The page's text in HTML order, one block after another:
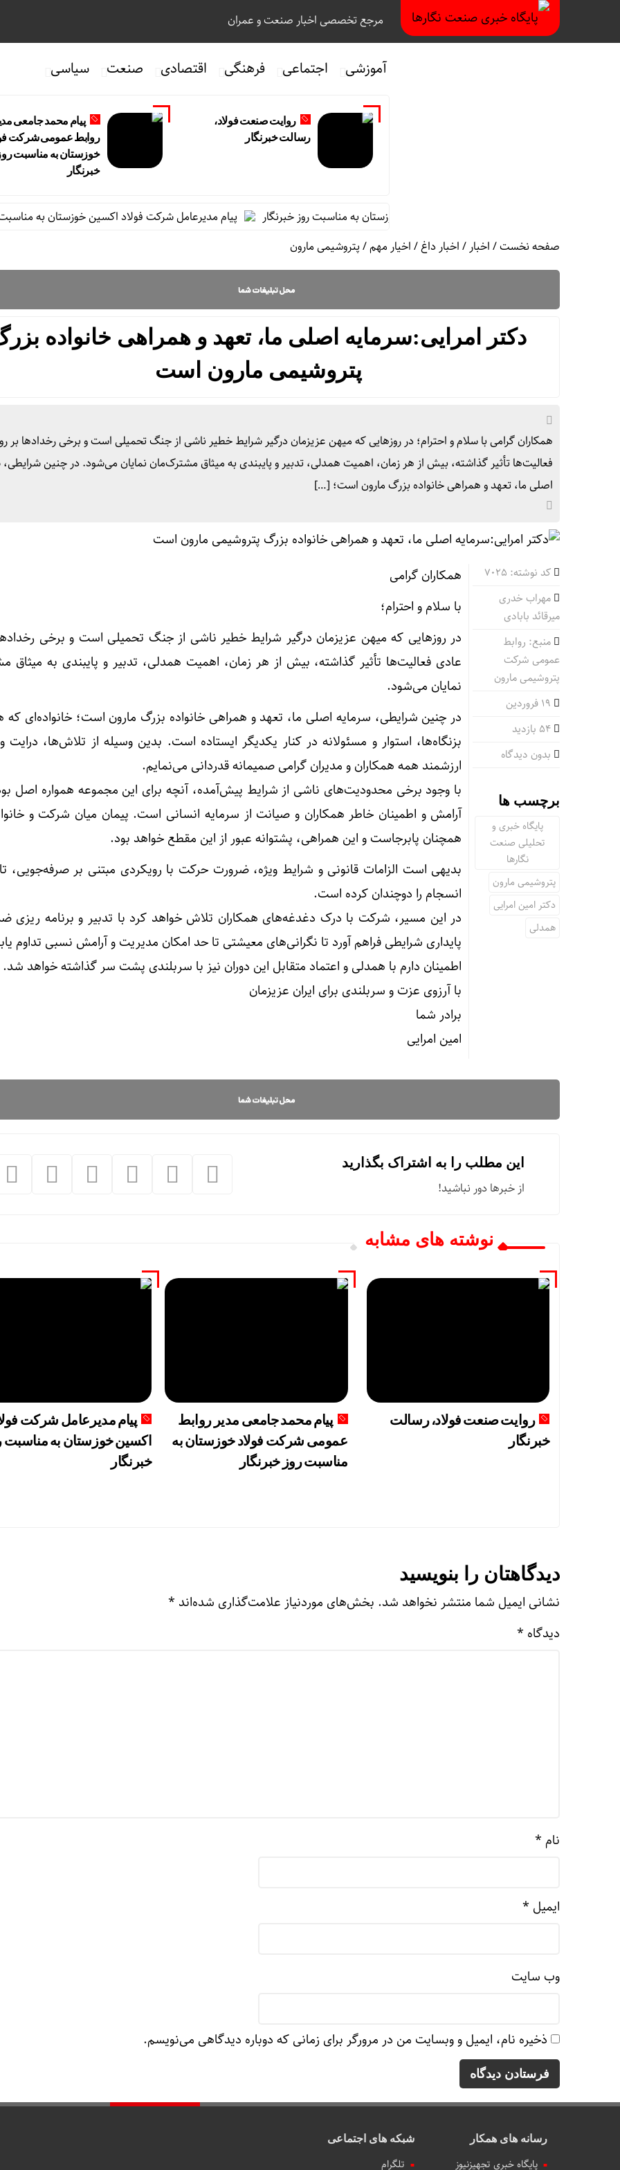
مرجع تخصصی اخبار صنعت و عمران
آموزشی اجتماعی فرهنگی اقتصادی صنعت سیاسی
روایت صنعت فولاد،‌
رسالت خبرنگار
پیام محمد جامعی
روابط عمومی شرکت
خوزستان به مناسبت
خبرنگار
محمد جامعی مدیر روابط عمومی شرکت فولاد خوزستان به مناسبت روز خبرنگار
پیام مدیرعامل شرکت فولاد اکسین خوزستان به مناسبت روز
صفحه نخست/اخبار/اخبار داغ/اخیار مهم/پتروشیمی مارون
دکتر امرایی:سرمایه اصلی ما، تعهد و همراهی خانواده
پتروشیمی مارون است
همکاران گرامی با سلام و احترام؛ در روزهایی که میهن عزیزمان درگیر شرایط خطیر ناشی از جنگ تحمیلی است و برخی رخدادها بر
فعالیت‌ها تأثیر گذاشته، بیش از هر زمان، اهمیت همدلی، تدبیر و پایبندی به میثاق مشترک‌مان نمایان می‌شود. در چنین شرایطی،
اصلی ما، تعهد و همراهی خانواده بزرگ مارون است؛ […]
کد نوشته: 7025
مهراب خدری
میرقائد بابادی
منبع: روابط
عمومی شرکت
پتروشیمی مارون
بدون دیدگاه
برچسب ها
پایگاه خبری و
تحلیلی صنعت
نگارها
پتروشیمی مارون
دکتر امین امرایی
همدلی
همکاران گرامی
با سلام و احترام؛
در روزهایی که میهن عزیزمان درگیر شرایط خطیر ناشی از جنگ تحمیلی است و برخی
عادی فعالیت‌ها تأثیر گذاشته، بیش از هر زمان، اهمیت همدلی، تدبیر و پایبندی به میثاق
نمایان می‌شود.
در چنین شرایطی، سرمایه اصلی ما، تعهد و همراهی خانواده بزرگ مارون است؛ خانواده‌ای که
بزنگاه‌ها، استوار و مسئولانه در کنار یکدیگر ایستاده است. بدین وسیله از تلاش‌ها، درایت
ارزشمند همه همکاران و مدیران گرامی صمیمانه قدردانی می‌نمایم.
با وجود برخی محدودیت‌های ناشی از شرایط پیش‌آمده، آنچه برای این مجموعه همواره اصل
آرامش و اطمینان خاطر همکاران و صیانت از سرمایه انسانی است. پیمان میان شرکت و
همچنان پابرجاست و این همراهی، پشتوانه عبور از این مقطع خواهد بود.
بدیهی است الزامات قانونی و شرایط ویژه، ضرورت حرکت با رویکردی مبتنی بر صرفه‌جویی،
انسجام را دوچندان کرده است.
در این مسیر، شرکت با درک دغدغه‌های همکاران تلاش خواهد کرد با تدبیر و برنامه
پایداری شرایطی فراهم آورد تا نگرانی‌های معیشتی تا حد امکان مدیریت و آرامش نسبی تداوم
اطمینان دارم با همدلی و اعتماد متقابل این دوران نیز با سربلندی پشت سر گذاشته خواهد شد.
با آرزوی عزت و سربلندی برای ایران عزیزمان
برادر شما
امین امرایی
این مطلب را به اشتراک بگذارید
از خبرها دور نباشید!
نوشته های مشابه
روایت صنعت فولاد،‌ رسالت
خبرنگار
پیام محمد جامعی مدیر روابط
عمومی شرکت فولاد خوزستان به
مناسبت روز خبرنگار
پیام مدیرعامل شرکت
اکسین خوزستان به مناسبت
خبرنگار
دیدگاهتان را بنویسید
نشانی ایمیل شما منتشر نخواهد شد. بخش‌های موردنیاز علامت‌گذاری شده‌اند *
دیدگاه *
نام *
ایمیل *
وب‌ سایت
ذخیره نام، ایمیل و وبسایت من در مرورگر برای زمانی که دوباره دیدگاهی می‌نویسم.
رسانه های همکار
پایگاه خبری تجهیزنیوز
شبکه های اجتماعی
تلگرام